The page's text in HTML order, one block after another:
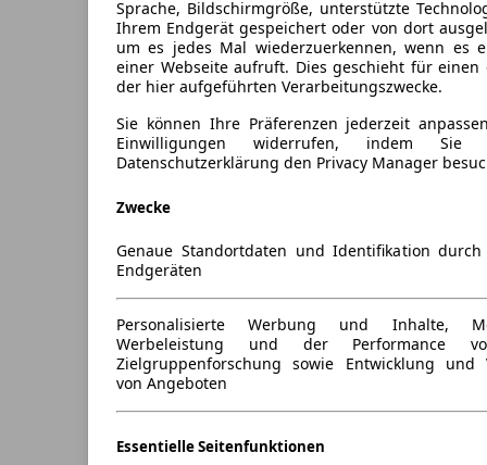
Sprache, Bildschirmgröße, unterstützte
Ihrem Endgerät gespeichert oder von dort
um es jedes Mal wiederzuerkennen, wenn es
einer Webseite aufruft. Dies geschieht für einen
der hier aufgeführten Verarbeitungszwecke.
Sie können Ihre Präferenzen jederzeit
Einwilligungen widerrufen, indem
Datenschutzerklärung den Privacy Manager
Zwecke
Genaue Standortdaten und Identifikation durch
Endgeräten
Personalisierte Werbung und Inhalte,
Werbeleistung und der Performance
Zielgruppenforschung sowie Entwicklung und
von Angeboten
Essentielle Seitenfunktionen